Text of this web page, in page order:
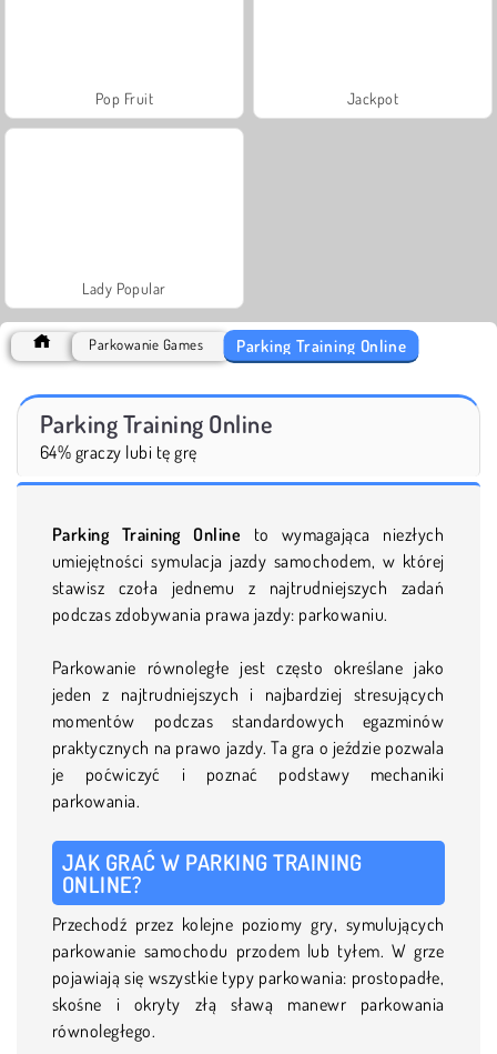
Pop Fruit Jackpot
Lady Popular
Parkowanie Games Parking Training Online
Parking Training Online
64% graczy lubi tę grę
Parking Training Online to wymagająca niezłych
umiejętności symulacja jazdy samochodem, w której
stawisz czoła jednemu z najtrudniejszych zadań
podczas zdobywania prawa jazdy: parkowaniu.
Parkowanie równoległe jest często określane jako
jeden z najtrudniejszych i najbardziej stresujących
momentów podczas standardowych egazminów
praktycznych na prawo jazdy. Ta gra o jeździe pozwala
je poćwiczyć i poznać podstawy mechaniki
parkowania.
JAK GRAĆ W PARKING TRAINING
ONLINE?
Przechodź przez kolejne poziomy gry, symulujących
parkowanie samochodu przodem lub tyłem. W grze
pojawiają się wszystkie typy parkowania: prostopadłe,
skośne i okryty złą sławą manewr parkowania
równoległego.